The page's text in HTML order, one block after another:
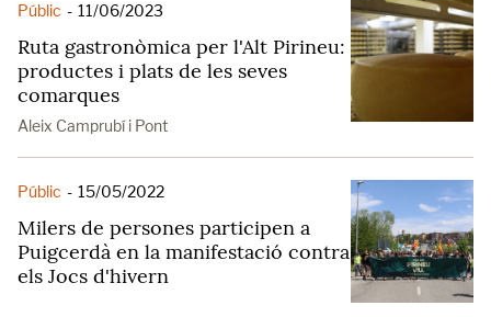
Públic - 11/06/2023
Ruta gastronòmica per l'Alt Pirineu:
productes i plats de les seves
comarques
Aleix Camprubí i Pont
Públic - 15/05/2022
Milers de persones participen a
Puigcerdà en la manifestació contra
els Jocs d'hivern